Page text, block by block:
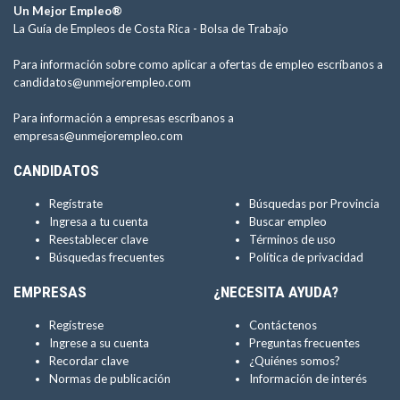
Un Mejor Empleo®
La Guía de Empleos de Costa Rica - Bolsa de Trabajo
Para información sobre como aplicar a ofertas de empleo escríbanos a
candidatos@unmejorempleo.com
Para información a empresas escríbanos a
empresas@unmejorempleo.com
CANDIDATOS
Regístrate
Ingresa a tu cuenta
Reestablecer clave
Búsquedas frecuentes
Búsquedas por Provincia
Buscar empleo
Términos de uso
Política de privacidad
EMPRESAS
Regístrese
Ingrese a su cuenta
Recordar clave
Normas de publicación
¿NECESITA AYUDA?
Contáctenos
Preguntas frecuentes
¿Quiénes somos?
Información de interés